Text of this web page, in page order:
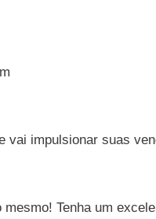
vai impulsionar suas
Tenha um